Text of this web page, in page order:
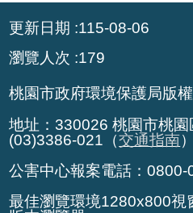
政
府
網
資
料
開
放
更新日期 115-08-06
瀏覽人次 179
桃園市政府環境保護局版
地址：330026 桃園市桃
(03)3386-021（交通指南）
公害中心報案電話：0800-
最佳瀏覽環境1280x800視